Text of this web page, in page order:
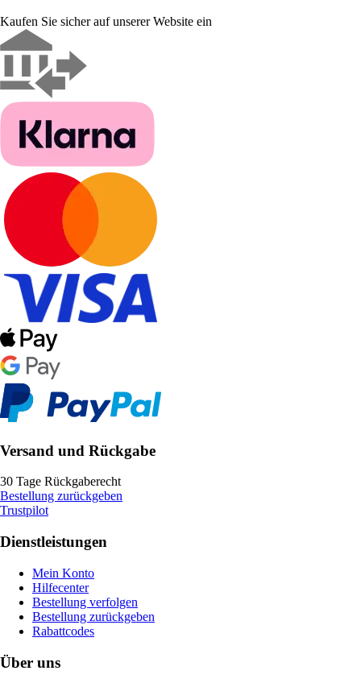
Kaufen Sie sicher auf unserer Website ein
Versand und Rückgabe
30 Tage Rückgaberecht
Bestellung zurückgeben
Trustpilot
Dienstleistungen
Mein Konto
Hilfecenter
Bestellung verfolgen
Bestellung zurückgeben
Rabattcodes
Über uns